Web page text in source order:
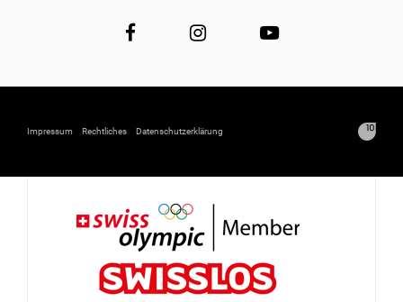
Impressum Rechtliches Datenschutzerklärung